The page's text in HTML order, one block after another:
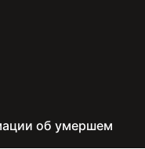
об умершем